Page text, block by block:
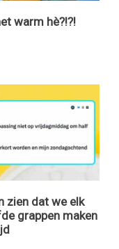
warm hè?!?!
zien dat we elk
grappen maken